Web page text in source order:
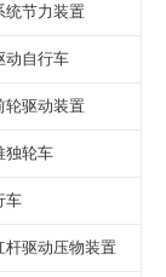
统节力装置
动自行车
轮驱动装置
独轮车
车
杆驱动压物装置